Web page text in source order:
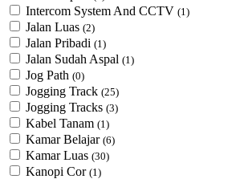
Intercom System And CCTV (1)
Jalan Luas (2)
Jalan Pribadi (1)
Jalan Sudah Aspal (1)
Jog Path (0)
Jogging Track (25)
Jogging Tracks (3)
Kabel Tanam (1)
Kamar Belajar (6)
Kamar Luas (30)
Kanopi Cor (1)